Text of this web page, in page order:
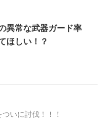
異常な武器ガード率
ほしい！？
いに討伐！！！